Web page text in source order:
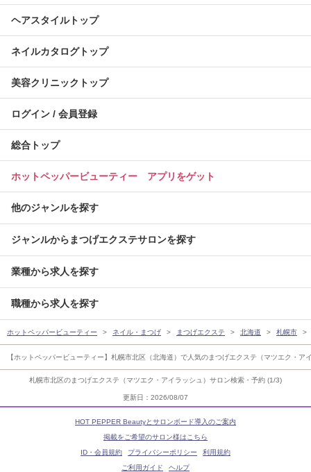
札幌市北区のまつげエクステ（マツエク・アイラッシュ）サロン検索・予約 (1/3)
更新日：2026/08/07
ヘアスタイルトップ
ネイルカタログトップ
美容クリニックトップ
ログイン / 会員登録
総合トップ
ホットペッパービューティー アプリをゲット
他のジャンルを探す
ジャンルからまつげエクステサロンを探す
業種から求人を探す
職種から求人を探す
ホットペッパービューティー ネイル・まつげ まつげエクステ 北海道 札幌市
【ホットペッパービューティー】札幌市北区（北海道）で人気のまつげエクステ（マツエク・
HOT PEPPER Beautyとサロンボード導入のご案内
掲載をご希望のサロン様はこちら
ID・会員規約
プライバシーポリシー
利用規約
ご利用ガイド
ヘルプ